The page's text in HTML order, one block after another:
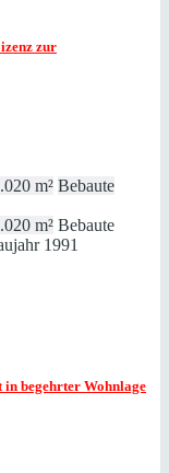
zur
m² Bebaute
m² Bebaute
1991
begehrter Wohnlage